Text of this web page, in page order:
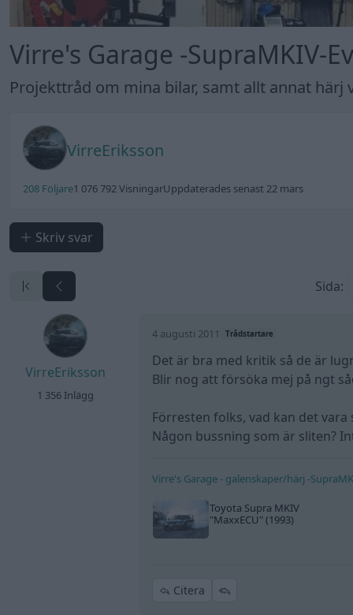
Virre's Garage -SupraMKIV-
Projekttråd om mina bilar, samt allt annat härj
VirreEriksson
208 Följare1 076 792 VisningarUppdaterades senast 22 mars
Skriv svar
Sida:
VirreEriksson
1 356 Inlägg
4 augusti 2011 Trådstartare
Det är bra med kritik så de är
Blir nog att försöka mej på ngt
Förresten folks, vad kan det
Någon bussning som är sliten?
Virre's Garage - galenskaper/härj -
Toyota Supra MKIV
"MaxxECU"(1993)
Citera